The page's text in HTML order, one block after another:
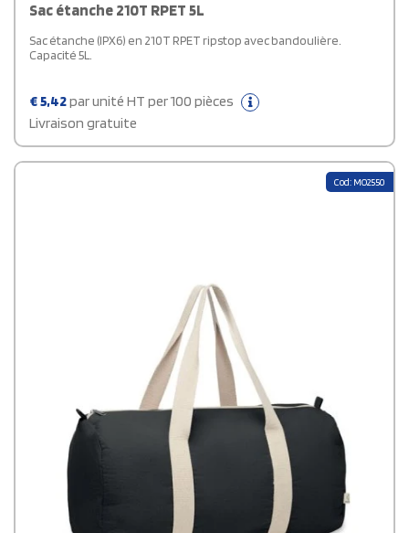
Sac étanche 210T RPET 5L
Sac étanche (IPX6) en 210T RPET ripstop avec bandoulière.
Capacité 5L.
€5,42par unité HT per 100 pièces
Livraison gratuite
Cod: MO2550